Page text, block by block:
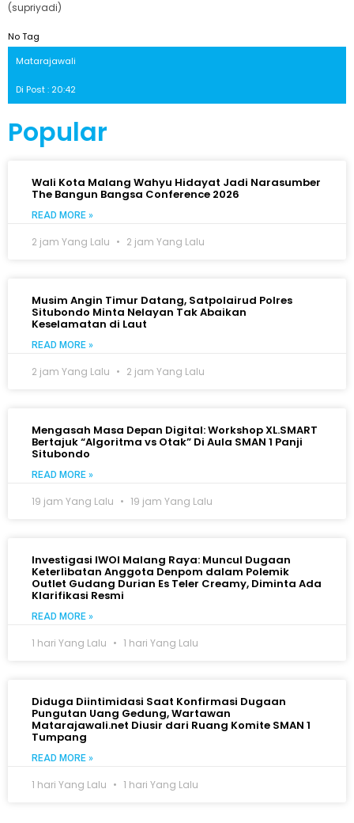
(supriyadi)
No Tag
Matarajawali
Di Post : 20:42
Popular
Wali Kota Malang Wahyu Hidayat Jadi Narasumber
The Bangun Bangsa Conference 2026
READ MORE »
2 jam Yang Lalu 2 jam Yang Lalu
Musim Angin Timur Datang, Satpolairud Polres
Situbondo Minta Nelayan Tak Abaikan
Keselamatan di Laut
READ MORE »
2 jam Yang Lalu 2 jam Yang Lalu
Mengasah Masa Depan Digital: Workshop XL.SMART
Bertajuk “Algoritma vs Otak” Di Aula SMAN 1 Panji
Situbondo
READ MORE »
19 jam Yang Lalu 19 jam Yang Lalu
Investigasi IWOI Malang Raya: Muncul Dugaan
Keterlibatan Anggota Denpom dalam Polemik
Outlet Gudang Durian Es Teler Creamy, Diminta Ada
Klarifikasi Resmi
READ MORE »
1 hari Yang Lalu 1 hari Yang Lalu
Diduga Diintimidasi Saat Konfirmasi Dugaan
Pungutan Uang Gedung, Wartawan
Matarajawali.net Diusir dari Ruang Komite SMAN 1
Tumpang
READ MORE »
1 hari Yang Lalu 1 hari Yang Lalu